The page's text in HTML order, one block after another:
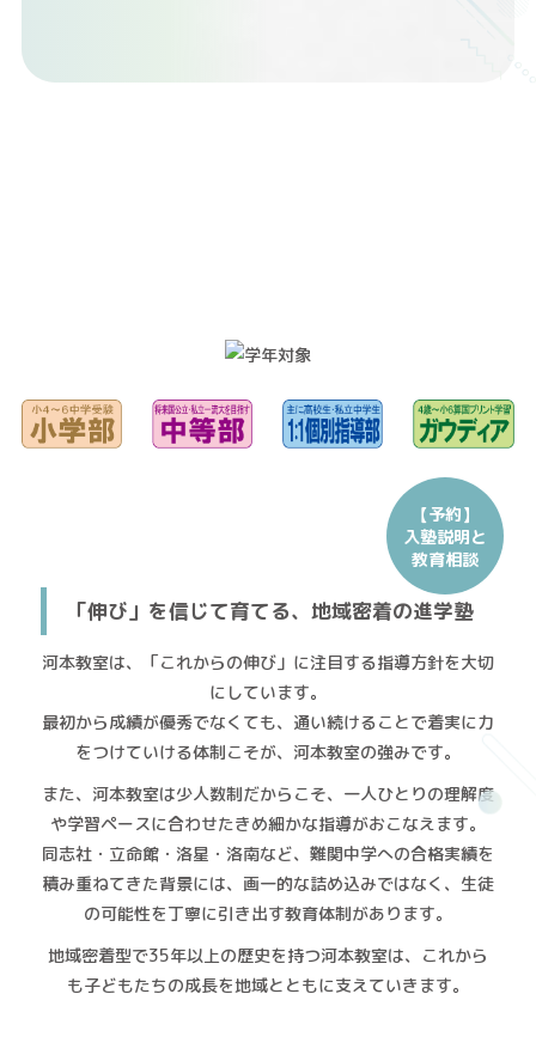
【予約】
入塾説明と
教育相談
「伸び」を信じて育てる、地域密着の進学塾
河本教室は、「これからの伸び」に注目する指導方針を大切
にしています。
最初から成績が優秀でなくても、通い続けることで着実に力
をつけていける体制こそが、河本教室の強みです。
また、河本教室は少人数制だからこそ、一人ひとりの理解度
や学習ペースに合わせたきめ細かな指導がおこなえます。
同志社・立命館・洛星・洛南など、難関中学への合格実績を
積み重ねてきた背景には、画一的な詰め込みではなく、生徒
の可能性を丁寧に引き出す教育体制があります。
地域密着型で35年以上の歴史を持つ河本教室は、これから
も子どもたちの成長を地域とともに支えていきます。